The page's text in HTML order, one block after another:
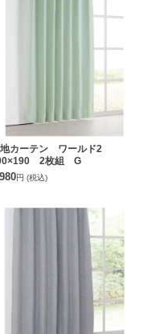
地カーテン ワールド2
2枚組 G
円 (税込)